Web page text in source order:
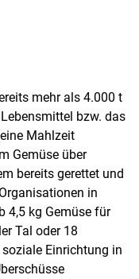
mehr als 4.000 t
bzw. das
Mahlzeit
Gemüse über
bereits gerettet und
in
4,5 kg Gemüse für
Tal oder 18
Einrichtung in